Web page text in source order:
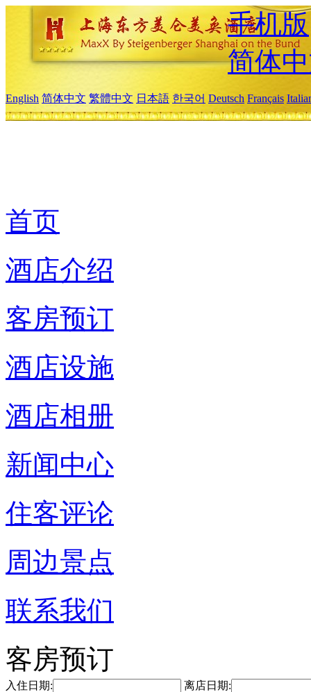
手机版
简体
English 简体中文 繁體中文 日本語 한국어 Deutsch Français
首页
酒店介绍
客房预订
酒店设施
酒店相册
新闻中心
住客评论
周边景点
联系我们
客房预订
入住日期: 离店日期: